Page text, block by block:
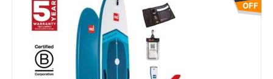
OFF